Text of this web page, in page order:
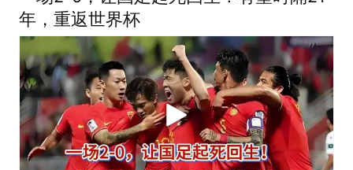
年，重返世界杯